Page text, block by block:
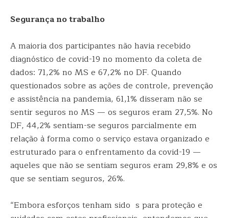
Segurança no trabalho
A maioria dos participantes não havia recebido
diagnóstico de covid-19 no momento da coleta de
dados: 71,2% no MS e 67,2% no DF. Quando
questionados sobre as ações de controle, prevenção
e assistência na pandemia, 61,1% disseram não se
sentir seguros no MS — os seguros eram 27,5%. No
DF, 44,2% sentiam-se seguros parcialmente em
relação à forma como o serviço estava organizado e
estruturado para o enfrentamento da covid-19 —
aqueles que não se sentiam seguros eram 29,8% e os
que se sentiam seguros, 26%.
“Embora esforços tenham sido s para proteção e